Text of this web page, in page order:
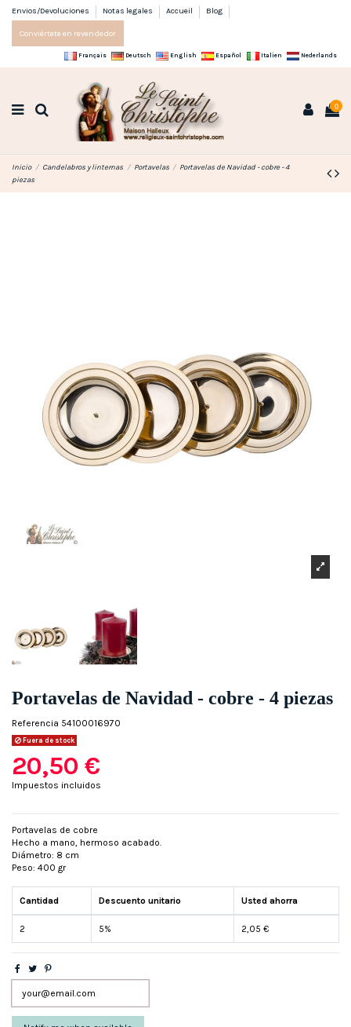
Envios/Devoluciones Notas legales Accueil Blog
Conviértete en revendedor
Français Deutsch English Español Italien Nederlands
0
Inicio Candelabros y linternas Portavelas
Portavelas de Navidad - cobre - 4
piezas
Portavelas de Navidad - cobre - 4 piezas
Referencia 54100016970
Fuera de stock
20,50 €
Impuestos incluidos
Portavelas de cobre
Hecho a mano, hermoso acabado.
Diámetro: 8 cm
Peso: 400 gr
Cantidad Descuento unitario Usted ahorra
2 5% 2,05 €